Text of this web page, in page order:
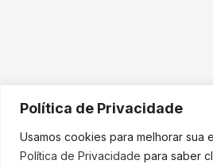
Política de Privacidade
Usamos cookies para melhorar
Política de Privacidade para saber